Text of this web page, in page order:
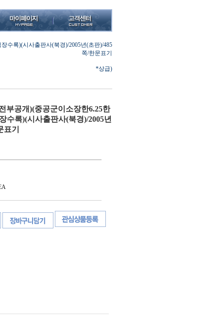
수록)(시사출판사(북경)/2005년(초판)/485
쪽/한문표기
*상급)
부공개)(중공군이소장한6.25한
수록)(시사출판사(북경)/2005년
표기